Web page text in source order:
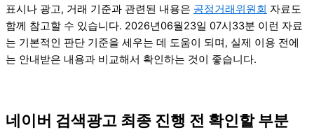
표시나 광고, 거래 기준과 관련된 내용은 공정거래위원회 자료도
함께 참고할 수 있습니다. 2026년06월23일 07시33분 이런 자료
는 기본적인 판단 기준을 세우는 데 도움이 되며, 실제 이용 전에
는 안내받은 내용과 비교해서 확인하는 것이 좋습니다.
네이버 검색광고 최종 진행 전 확인할 부분